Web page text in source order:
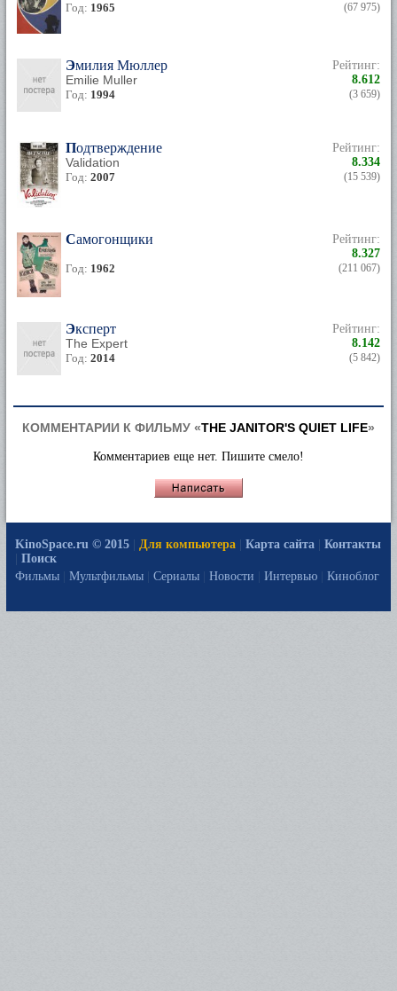
Год: 1965 (67 975)
Эмилия Мюллер
Emilie Muller
Год: 1994
Рейтинг:
8.612
(3 659)
Подтверждение
Validation
Год: 2007
Рейтинг:
8.334
(15 539)
Самогонщики
Год: 1962
Рейтинг:
8.327
(211 067)
Эксперт
The Expert
Год: 2014
Рейтинг:
8.142
(5 842)
КОММЕНТАРИИ К ФИЛЬМУ «THE JANITOR'S QUIET LIFE»
Комментариев еще нет. Пишите смело!
KinoSpace.ru © 2015 Для компьютера Карта сайта
Контакты
Поиск
Фильмы
Мультфильмы Сериалы Новости Интервью Киноблог